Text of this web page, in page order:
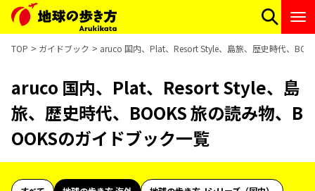
TOP ガイドブック aruco 国内、Plat、Resort Style、島旅、歴史時代、
aruco 国内、Plat、Resort Style、島
旅、歴史時代、BOOKS 旅の読み物、B
OOKSのガイドブック一覧